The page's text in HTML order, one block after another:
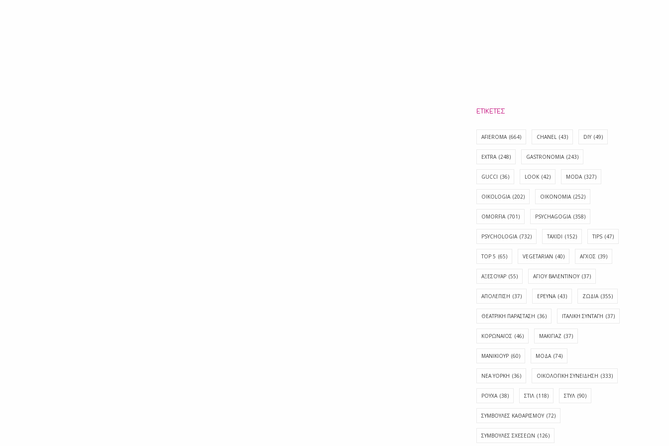
ΕΤΙΚΈΤΕΣ
AFIEROMA (664) CHANEL (43) DIY (49)
EXTRA (248) GASTRONOMIA (243)
GUCCI (36) LOOK (42) MODA (327)
OIKOLOGIA (202) OIKONOMIA (252)
OMORFIA (701) PSYCHAGOGIA (358)
PSYCHOLOGIA (732) TAXIDI (152) TIPS (47)
TOP 5 (65) VEGETARIAN (40) ΑΓΧΟΣ (39)
ΑΞΕΣΟΥΑΡ (55) ΑΓΊΟΥ ΒΑΛΕΝΤΊΝΟΥ (37)
ΑΠΟΛΈΠΙΣΗ (37) ΕΡΕΥΝΑ (43) ΖΩΔΙΑ (355)
ΘΕΑΤΡΙΚΗ ΠΑΡΑΣΤΑΣΗ (36) ΙΤΑΛΙΚΗ ΣΥΝΤΑΓΗ (37)
ΚΟΡΩΝΑΪΟΣ (46) ΜΑΚΙΓΙΑΖ (37)
ΜΑΝΙΚΙΟΥΡ (60) ΜΟΔΑ (74)
ΝΕΑ ΥΟΡΚΗ (36) ΟΙΚΟΛΟΓΙΚΗ ΣΥΝΕΙΔΗΣΗ (333)
ΡΟΥΧΑ (38) ΣΤΙΛ (118) ΣΤΥΛ (90)
ΣΥΜΒΟΥΛΕΣ ΚΑΘΑΡΙΣΜΟΥ (72)
ΣΥΜΒΟΥΛΕΣ ΣΧΕΣΕΩΝ (126)